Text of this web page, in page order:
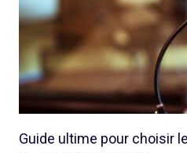
Guide ultime pour choisir